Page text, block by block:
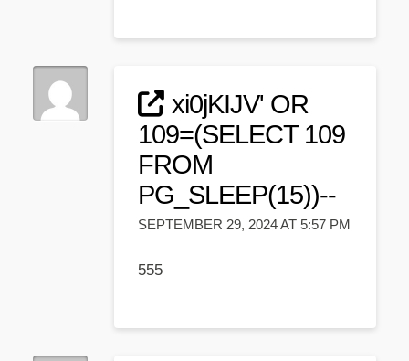
xi0jKIJV' OR
109=(SELECT 109
FROM
PG_SLEEP(15))--
SEPTEMBER 29, 2024 AT 5:57 PM
555